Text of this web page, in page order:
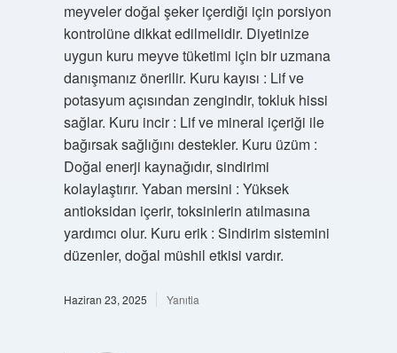
meyveler doğal şeker içerdiği için porsiyon
kontrolüne dikkat edilmelidir. Diyetinize
uygun kuru meyve tüketimi için bir uzmana
danışmanız önerilir. Kuru kayısı : Lif ve
potasyum açısından zengindir, tokluk hissi
sağlar. Kuru incir : Lif ve mineral içeriği ile
bağırsak sağlığını destekler. Kuru üzüm :
Doğal enerji kaynağıdır, sindirimi
kolaylaştırır. Yaban mersini : Yüksek
antioksidan içerir, toksinlerin atılmasına
yardımcı olur. Kuru erik : Sindirim sistemini
düzenler, doğal müshil etkisi vardır.
Haziran 23, 2025 Yanıtla